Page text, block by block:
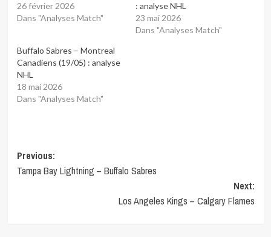
26 février 2026
Dans "Analyses Match"
: analyse NHL
23 mai 2026
Dans "Analyses Match"
Buffalo Sabres – Montreal
Canadiens (19/05) : analyse
NHL
18 mai 2026
Dans "Analyses Match"
Post
navigation
Previous:
Tampa Bay Lightning – Buffalo Sabres
Next:
Los Angeles Kings – Calgary Flames